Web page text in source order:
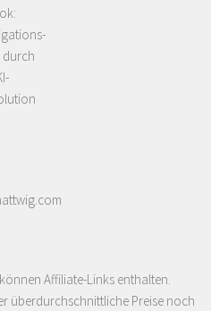
durch
Affiliate-Links enthalten.
überdurchschnittliche Preise noch